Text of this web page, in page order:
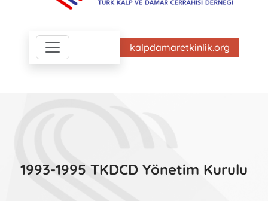
kalpdamaretkinlik.org
1993-1995 TKDCD Yönetim Kurulu